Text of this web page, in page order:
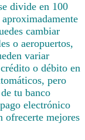
divide en 100
cambiar
o aeropuertos,
variar
o débito en
pero
tu banco
electrónico
ofrecerte mejores